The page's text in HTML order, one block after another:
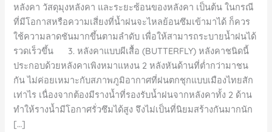
หลังคา วัสดุมุงหลังคา และระยะซ้อนของหลังคา เป็นต้น ในกรณี
ที่มีโอกาสหรือความเสี่ยงที่น้ำฝนจะไหลย้อนซึมเข้ามาได้ ก็ควร
ใช้ความลาดชันมากขึ้นตามลำดับ เพื่อให้สามารถระบายน้ำฝนได้
รวดเร็วขึ้น 3. หลังคาแบบผีเสื้อ (BUTTERFLY) หลังคาชนิดนี้
ประกอบด้วยหลังคาเพิงหมาแหงน 2 หลังหันด้านที่ต่ำกว่ามาชน
กัน ไม่ค่อยเหมาะกับสภาพภูมิอากาศที่ฝนตกชุกแบบเมืองไทยสัก
เท่าไร เนื่องจากต้องมีรางน้ำที่รองรับน้ำฝนจากหลังคาทั้ง 2 ด้าน
ทำให้รางน้ำมีโอกาศรั่วซึมได้สูง จึงไม่เป็นที่นิยมสร้างกันมากนัก
[…]